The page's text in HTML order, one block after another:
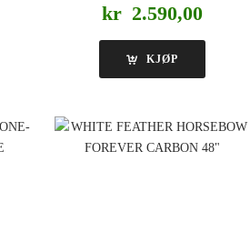
kr 2.590,00
KJØP